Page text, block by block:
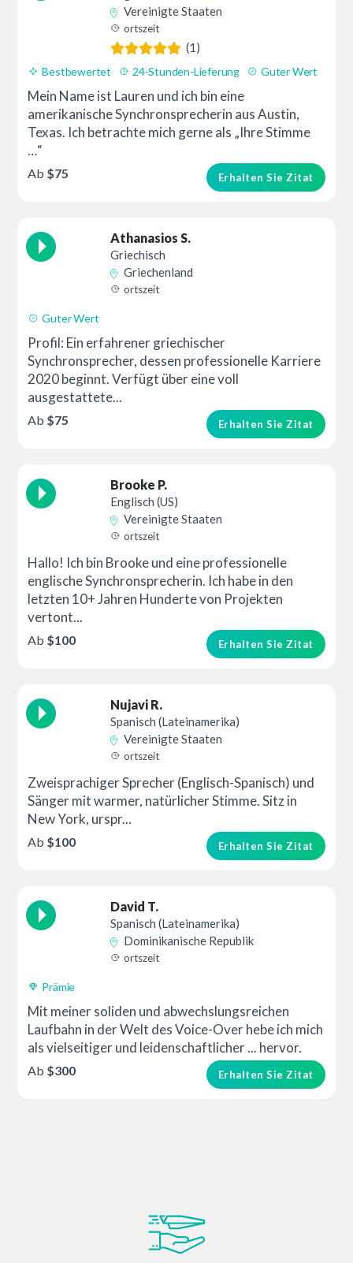
Vereinigte Staaten
ortszeit
(1)
Bestbewertet 24-Stunden-Lieferung Guter Wert
Mein Name ist Lauren und ich bin eine
amerikanische Synchronsprecherin aus Austin,
Texas. Ich betrachte mich gerne als „Ihre Stimme
…“
Erhalten Sie Zitat
Ab $75
Athanasios S.
Griechisch
Griechenland
ortszeit
Guter Wert
Profil: Ein erfahrener griechischer
Synchronsprecher, dessen professionelle Karriere
2020 beginnt. Verfügt über eine voll
ausgestattete...
Erhalten Sie Zitat
Ab $75
Brooke P.
Englisch (US)
Vereinigte Staaten
ortszeit
Hallo! Ich bin Brooke und eine professionelle
englische Synchronsprecherin. Ich habe in den
letzten 10+ Jahren Hunderte von Projekten
vertont...
Erhalten Sie Zitat
Ab $100
Nujavi R.
Spanisch (Lateinamerika)
Vereinigte Staaten
ortszeit
Zweisprachiger Sprecher (Englisch-Spanisch) und
Sänger mit warmer, natürlicher Stimme. Sitz in
New York, urspr...
Erhalten Sie Zitat
Ab $100
David T.
Spanisch (Lateinamerika)
Dominikanische Republik
ortszeit
Prämie
Mit meiner soliden und abwechslungsreichen
Laufbahn in der Welt des Voice-Over hebe ich mich
als vielseitiger und leidenschaftlicher ... hervor.
Erhalten Sie Zitat
Ab $300